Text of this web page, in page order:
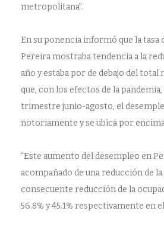
metropolitana”.
En su ponencia informó que la tasa
Pereira mostraba tendencia a la
año y estaba por de debajo del total
que, con los efectos de la
trimestre junio-agosto, el
notoriamente y se ubica por
“Este aumento del desempleo en
acompañado de una reducción de
consecuente reducción de la
56.8% y 45.1% respectivamente en